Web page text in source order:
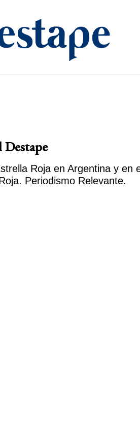
Roja en Argentina y en
Periodismo Relevante.